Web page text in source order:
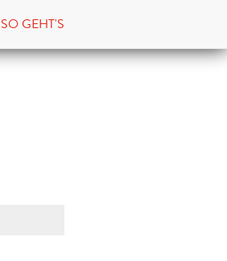
SO GEHT'S